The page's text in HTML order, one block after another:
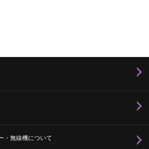
・無線機について